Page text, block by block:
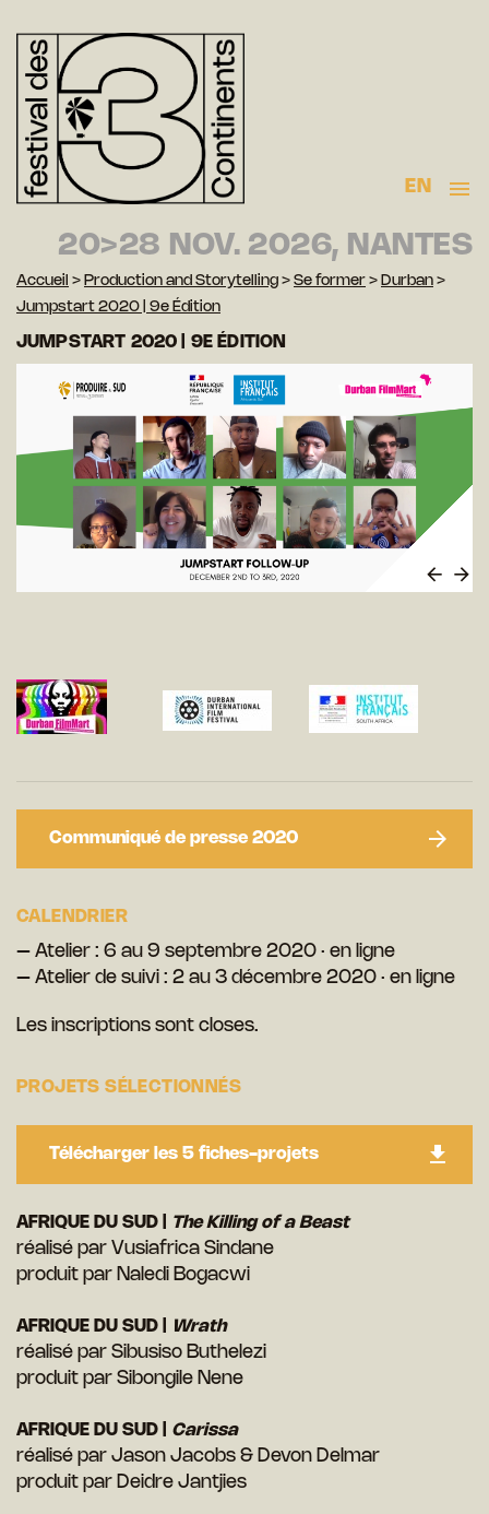
EN
20>28 NOV. 2026, NANTES
Accueil > Production and Storytelling > Se former > Durban >
Jumpstart 2020 | 9e Édition
JUMPSTART 2020 | 9E ÉDITION
Communiqué de presse 2020
CALENDRIER
– Atelier : 6 au 9 septembre 2020 · en ligne
– Atelier de suivi : 2 au 3 décembre 2020 · en ligne
Les inscriptions sont closes.
PROJETS SÉLECTIONNÉS
Télécharger les 5 fiches-projets
AFRIQUE DU SUD | The Killing of a Beast
réalisé par Vusiafrica Sindane
produit par Naledi Bogacwi
AFRIQUE DU SUD | Wrath
réalisé par Sibusiso Buthelezi
produit par Sibongile Nene
AFRIQUE DU SUD | Carissa
réalisé par Jason Jacobs & Devon Delmar
produit par Deidre Jantjies